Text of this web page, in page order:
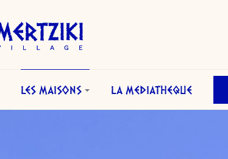
LES MAISONS LA MEDIATHEQUE